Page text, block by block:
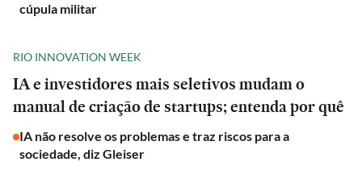
cúpula militar
RIO INNOVATION WEEK
IA e investidores mais seletivos mudam o
manual de criação de startups; entenda por quê
IA não resolve os problemas e traz riscos para a
sociedade, diz Gleiser